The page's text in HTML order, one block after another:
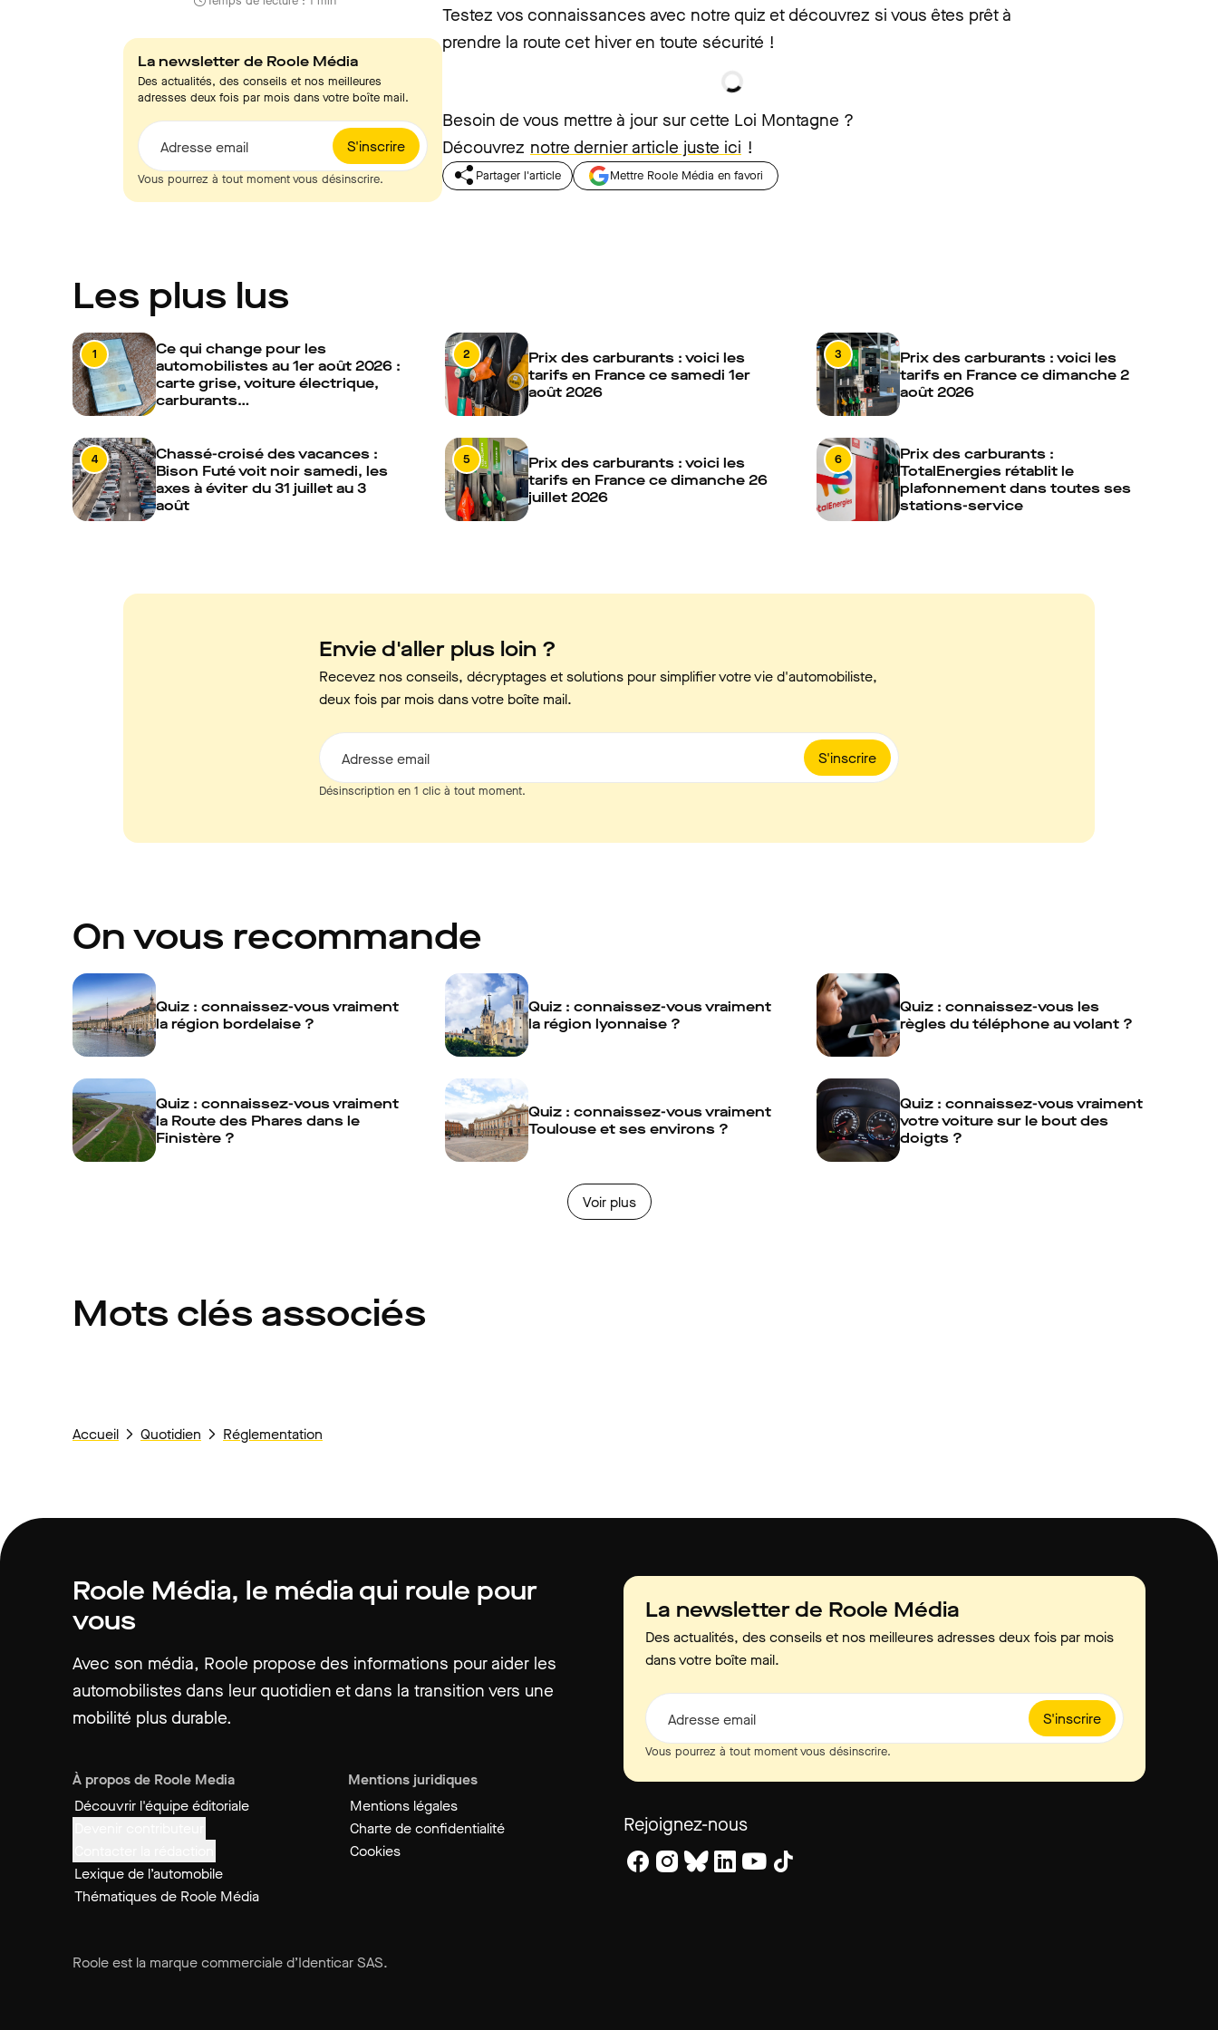
La newsletter de Roole Média
Des actualités, des conseils et nos meilleures
adresses deux fois par mois dans votre boîte mail.
S'inscrire
Adresse email
Vous pourrez à tout moment vous désinscrire.
Testez vos connaissances avec notre quiz et découvrez si vous êtes prêt à
prendre la route cet hiver en toute sécurité !
Besoin de vous mettre à jour sur cette Loi Montagne ?
Découvrez notre dernier article juste ici !
Partager l'article Mettre Roole Média en favori
Les plus lus
1
Ce qui change pour les
automobilistes au 1er août 2026 :
carte grise, voiture électrique,
carburants…
2
Prix des carburants : voici les
tarifs en France ce samedi 1er
août 2026
3
Prix des carburants : voici les
tarifs en France ce dimanche 2
août 2026
4
Chassé-croisé des vacances :
Bison Futé voit noir samedi, les
axes à éviter du 31 juillet au 3
août
5
Prix des carburants : voici les
tarifs en France ce dimanche 26
juillet 2026
6
Prix des carburants :
TotalEnergies rétablit le
plafonnement dans toutes ses
stations-service
Envie d'aller plus loin ?
Recevez nos conseils, décryptages et solutions pour simplifier votre vie d'automobiliste,
deux fois par mois dans votre boîte mail.
S'inscrire
Adresse email
Désinscription en 1 clic à tout moment.
On vous recommande
Quiz : connaissez-vous vraiment
la région bordelaise ?
Quiz : connaissez-vous vraiment
la région lyonnaise ?
Quiz : connaissez-vous les
règles du téléphone au volant ?
Quiz : connaissez-vous vraiment
la Route des Phares dans le
Finistère ?
Quiz : connaissez-vous vraiment
Toulouse et ses environs ?
Quiz : connaissez-vous vraiment
votre voiture sur le bout des
doigts ?
Voir plus
Mots clés associés
Accueil Quotidien Réglementation
Roole Média, le média qui roule pour
vous
Avec son média, Roole propose des informations pour aider les
automobilistes dans leur quotidien et dans la transition vers une
mobilité plus durable.
À propos de Roole Media
Découvrir l'équipe éditoriale
Lexique de l’automobile
Thématiques de Roole Média
Mentions juridiques
Mentions légales
Charte de confidentialité
Cookies
La newsletter de Roole Média
Des actualités, des conseils et nos meilleures adresses deux fois par mois
dans votre boîte mail.
S'inscrire
Adresse email
Vous pourrez à tout moment vous désinscrire.
Rejoignez-nous
Roole est la marque commerciale d’Identicar SAS.